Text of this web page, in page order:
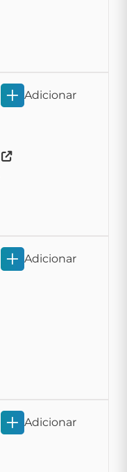
Adicionar
Adicionar
Adicionar